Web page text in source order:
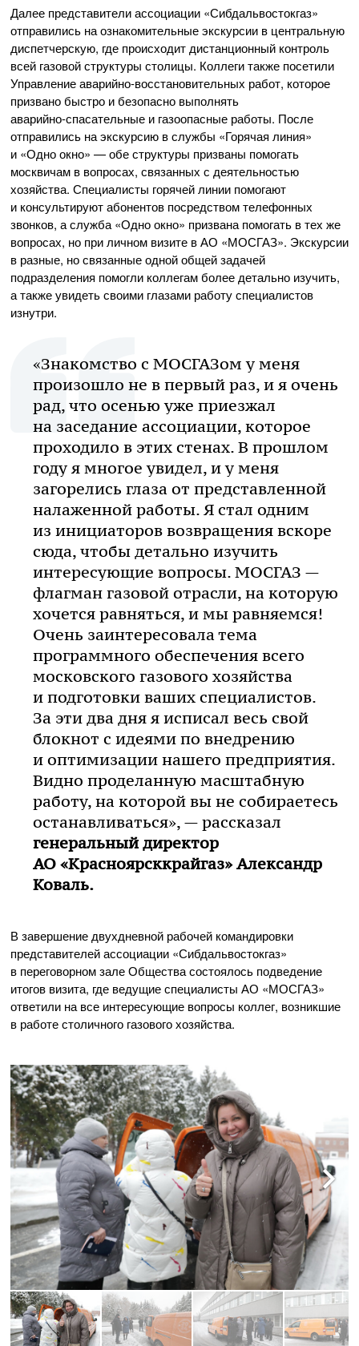
Далее представители ассоциации «Сибдальвостокгаз»
отправились на ознакомительные экскурсии в центральную
диспетчерскую, где происходит дистанционный контроль
всей газовой структуры столицы. Коллеги также посетили
Управлениеаварийно-восстановительных работ, которое
призвано быстро и безопасно выполнять
аварийно-спасательные и газоопасные работы. После
отправились на экскурсию в службы «Горячая линия»
и «Одно окно» — обе структуры призваны помогать
москвичам в вопросах, связанных с деятельностью
хозяйства. Специалисты горячей линии помогают
и консультируют абонентов посредством телефонных
звонков, а служба «Одно окно» призвана помогать в тех же
вопросах, но при личном визите вАО «МОСГАЗ». Экскурсии
в разные, но связанные одной общей задачей
подразделения помогли коллегам более детально изучить,
а также увидеть своими глазами работу специалистов
изнутри.
«Знакомство с МОСГАЗом у меня
произошло не в первый раз, и я очень
рад, что осенью уже приезжал
на заседание ассоциации, которое
проходило в этих стенах. В прошлом
году я многое увидел, и у меня
загорелись глаза от представленной
налаженной работы. Я стал одним
из инициаторов возвращения вскоре
сюда, чтобы детально изучить
интересующие вопросы. МОСГАЗ —
флагман газовой отрасли, на которую
хочется равняться, и мы равняемся!
Очень заинтересовала тема
программного обеспечения всего
московского газового хозяйства
и подготовки ваших специалистов.
За эти два дня я исписал весь свой
блокнот с идеями по внедрению
и оптимизации нашего предприятия.
Видно проделанную масштабную
работу, на которой вы не собираетесь
останавливаться», — рассказал
генеральный директор
АО «Красноярсккрайгаз»Александр
Коваль.
В завершение двухдневной рабочей командировки
представителей ассоциации «Сибдальвостокгаз»
в переговорном зале Общества состоялось подведение
итогов визита, где ведущие специалисты АО «МОСГАЗ»
ответили на все интересующие вопросы коллег, возникшие
в работе столичного газового хозяйства.